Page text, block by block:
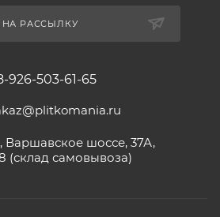
РАССЫЛКУ
926-503-61-65
Варшавское шоссе, 37А,
(склад самовывоза)